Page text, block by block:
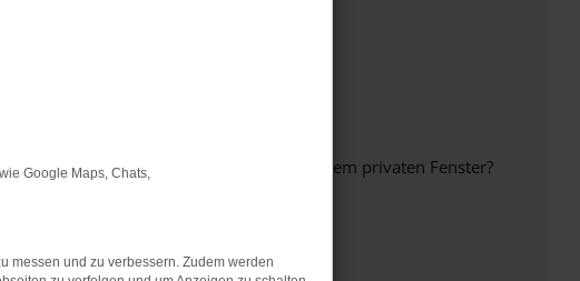
in einem anderen Browser oder in einem privaten Fenster?
Google Maps, Chats,
messen und zu verbessern. Zudem werden